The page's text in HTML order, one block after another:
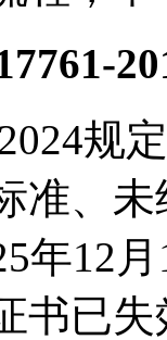
规
准、未
年12 月
书已